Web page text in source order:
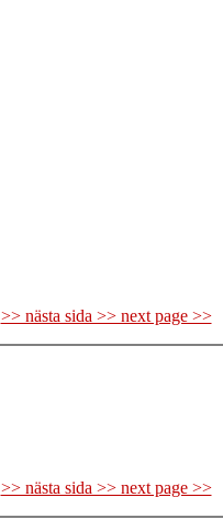
>> nästa sida >> next page >>
>> nästa sida >> next page >>